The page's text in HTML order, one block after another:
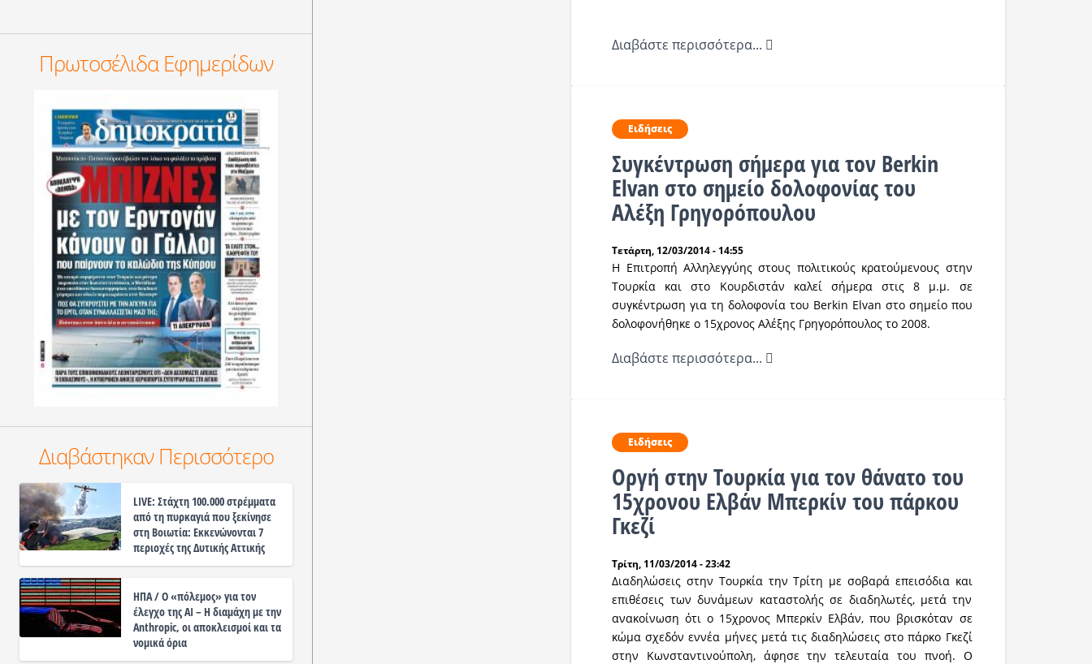
Διαβάστε περισσότερα...
Ειδήσεις
Συγκέντρωση σήμερα για τον Berkin
Elvan στο σημείο δολοφονίας του
Αλέξη Γρηγορόπουλου
Τετάρτη, 12/03/2014 - 14:55
H Επιτροπή Αλληλεγγύης στους πολιτικούς κρατούμενους στην
Τουρκία και στο Κουρδιστάν καλεί σήμερα στις 8 μ.μ. σε
συγκέντρωση για τη δολοφονία του Berkin Elvan στο σημείο που
δολοφονήθηκε ο 15χρονος Αλέξης Γρηγορόπουλος το 2008.
Διαβάστε περισσότερα...
Ειδήσεις
Οργή στην Τουρκία για τον θάνατο του
15χρονου Ελβάν Μπερκίν του πάρκου
Γκεζί
Τρίτη, 11/03/2014 - 23:42
Διαδηλώσεις στην Τουρκία την Τρίτη με σοβαρά επεισόδια και
επιθέσεις των δυνάμεων καταστολής σε διαδηλωτές, μετά την
ανακοίνωση ότι ο 15χρονος Μπερκίν Ελβάν, που βρισκόταν σε
κώμα σχεδόν εννέα μήνες μετά τις διαδηλώσεις στο πάρκο Γκεζί
στην Κωνσταντινούπολη, άφησε την τελευταία του πνοή. Ο
Πρωτοσέλιδα Εφημερίδων
Διαβάστηκαν Περισσότερο
LIVE: Στάχτη 100.000 στρέμματα
από τη πυρκαγιά που ξεκίνησε
στη Βοιωτία: Εκκενώνονται 7
περιοχές της Δυτικής Αττικής
ΗΠΑ / Ο «πόλεμος» για τον
έλεγχο της ΑΙ – Η διαμάχη με την
Anthropic, οι αποκλεισμοί και τα
νομικά όρια